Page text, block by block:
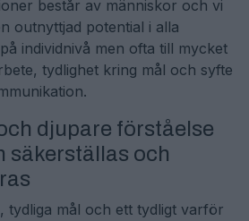
består av människor och vi
outnyttjad potential i alla
individnivå men ofta till mycket
tydlighet kring mål och syfte
djupare förståelse
säkerställas och
tydliga mål och ett tydligt varför